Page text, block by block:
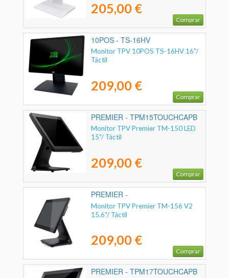
205,00 €
Comprar
10POS - TS-16HV
Monitor TPV 10POS TS-16HV 16"/
Táctil
209,00 €
Comprar
PREMIER - TPM15TOUCHCAPB
Monitor TPV Premier TM-150 LED
15"/ Táctil
209,00 €
Comprar
PREMIER -
TPM156TOUCHCAPB1
Monitor TPV Premier TM-156 V2
15.6"/ Táctil
209,00 €
Comprar
PREMIER - TPM17TOUCHCAPB